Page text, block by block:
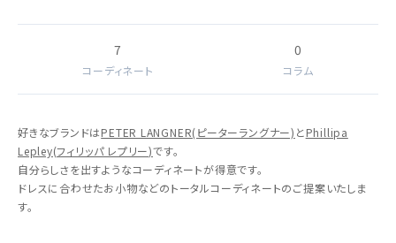
7
コーディネート
0
コラム
好きなブランドはPETER LANGNER(ピーターラングナー) とPhillipa
Lepley(フィリッパ レプリー)です。
自分らしさを出すようなコーディネートが得意です。
ドレスに合わせたお小物などのトータルコーディネートのご提案いたしま
す。